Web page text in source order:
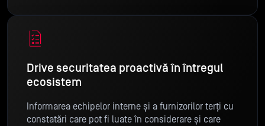
Drive securitatea proactivă în întregul
ecosistem
Informarea echipelor interne și a furnizorilor terți cu
constatări care pot fi luate în considerare și care